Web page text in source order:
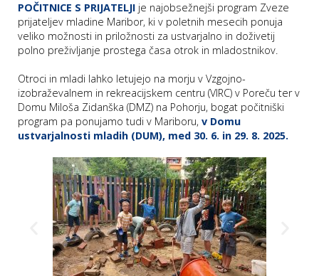
POČITNICE S PRIJATELJI je najobsežnejši program Zveze
prijateljev mladine Maribor, ki v poletnih mesecih ponuja
veliko možnosti in priložnosti za ustvarjalno in doživetij
polno preživljanje prostega časa otrok in mladostnikov.
Otroci in mladi lahko letujejo na morju v Vzgojno-
izobraževalnem in rekreacijskem centru (VIRC) v Poreču ter v
Domu Miloša Zidanška (DMZ) na Pohorju, bogat počitniški
program pa ponujamo tudi v Mariboru, v Domu
ustvarjalnosti mladih (DUM), med 30. 6. in 29. 8. 2025.